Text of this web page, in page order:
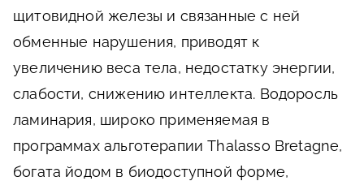
щитовидной железы и связанные с ней
обменные нарушения, приводят к
увеличению веса тела, недостатку энергии,
слабости, снижению интеллекта. Водоросль
ламинария, широко применяемая в
программах альготерапии Thalasso Bretagne,
богата йодом в биодоступной форме,